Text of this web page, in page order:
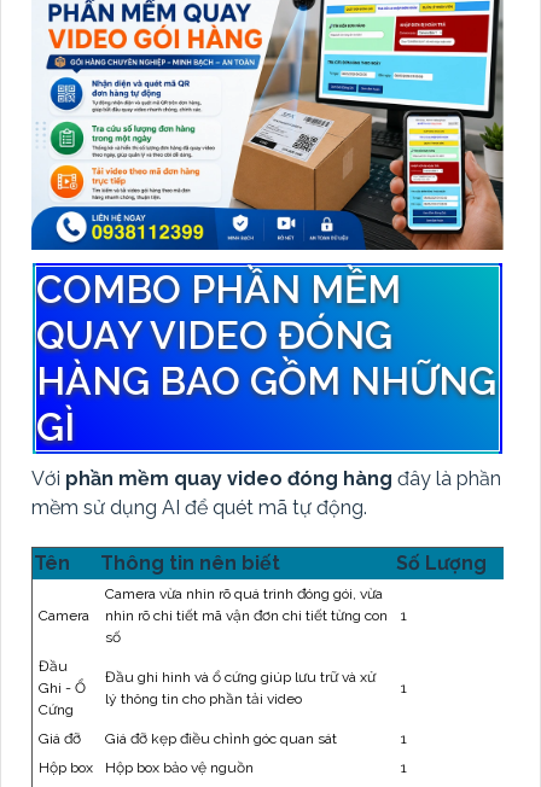
COMBO PHẦN MỀM
QUAY VIDEO ĐÓNG
HÀNG BAO GỒM NHỮNG
GÌ
Với phần mềm quay video đóng hàng đây là phần
mềm sử dụng AI để quét mã tự động.
Tên Thông tin nên biết Số Lượng
Camera
Camera vừa nhìn rõ quá trình đóng gói, vừa
nhìn rõ chi tiết mã vận đơn chi tiết từng con
số
1
Đầu
Ghi - Ổ
Cứng
Đầu ghi hình và ổ cứng giúp lưu trữ và xử
lý thông tin cho phần tải video
1
Giá đỡ Giá đỡ kẹp điều chỉnh góc quan sát
1
Hộp box
Hộp box bảo vệ nguồn
1